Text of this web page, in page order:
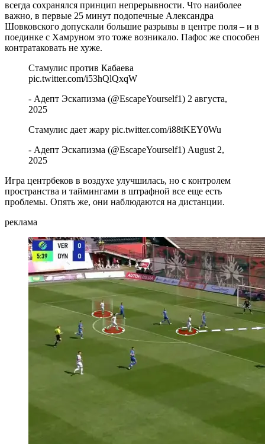
всегда сохранялся принцип непрерывности. Что наиболее
важно, в первые 25 минут подопечные Александра
Шовковского допускали большие разрывы в центре поля – и в
поединке с Хамруном это тоже возникало. Пафос же способен
контратаковать не хуже.
Стамулис против Кабаева
pic.twitter.com/i53hQlQxqW
- Адепт Эскапизма (@EscapeYourself1) 2 августа,
2025
Стамулис дает жару pic.twitter.com/i88tKEY0Wu
- Адепт Эскапизма (@EscapeYourself1) August 2,
2025
Игра центрбеков в воздухе улучшилась, но с контролем
пространства и таймингами в штрафной все еще есть
проблемы. Опять же, они наблюдаются на дистанции.
реклама